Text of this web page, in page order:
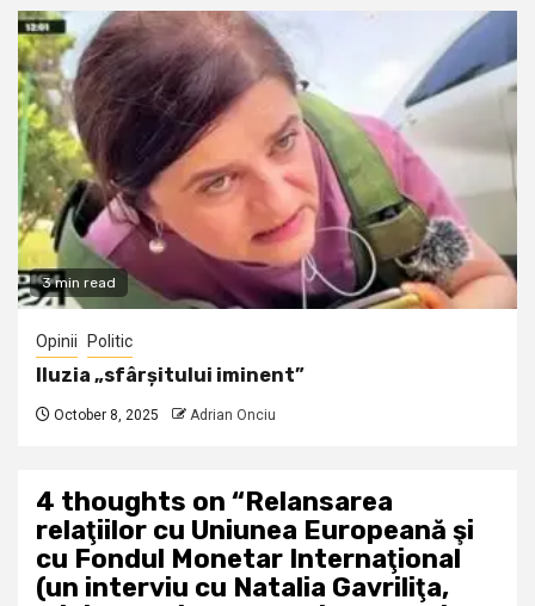
3 min read
Opinii Politic
Iluzia „sfârșitului iminent”
October 8, 2025 Adrian Onciu
4 thoughts on “Relansarea
relaţiilor cu Uniunea Europeană şi
cu Fondul Monetar Internaţional
(un interviu cu Natalia Gavriliţa,